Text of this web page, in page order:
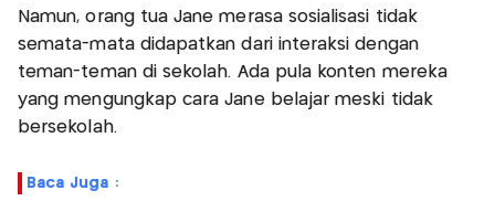
Namun, orang tua Jane merasa sosialisasi tidak
semata-mata didapatkan dari interaksi dengan
teman-teman di sekolah. Ada pula konten mereka
yang mengungkap cara Jane belajar meski tidak
bersekolah.
Baca Juga :